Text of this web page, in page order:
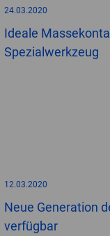
24.03.2020
Ideale
Spezialwerkzeug
12.03.2020
Neue Generation
verfügbar